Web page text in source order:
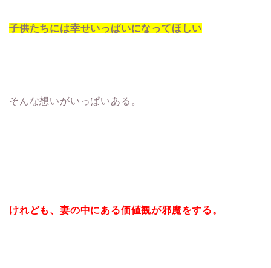
子供たちには幸せいっぱいになってほしい
そんな想いがいっぱいある。
けれども、妻の中にある価値観が邪魔をする。